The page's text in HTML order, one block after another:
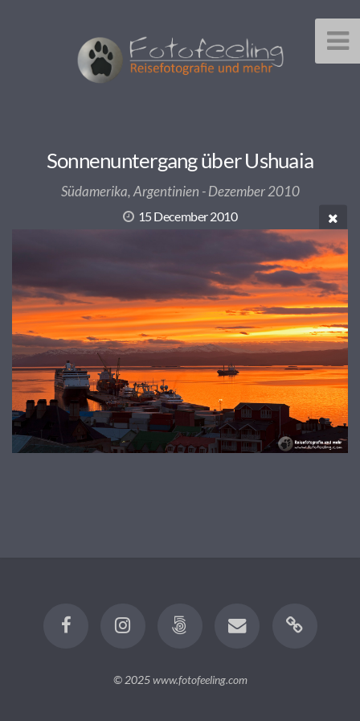
Sonnenuntergang über Ushuaia
Südamerika, Argentinien - Dezember 2010
15 December 2010
© 2025www.fotofeeling.com